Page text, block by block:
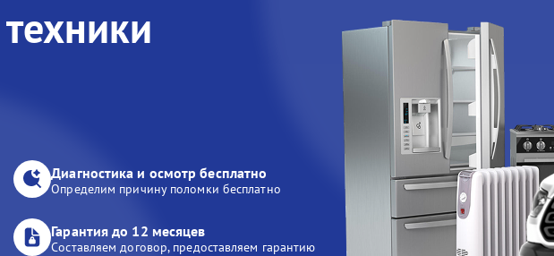
Диагностика и осмотр бесплатно
Определим причину поломки бесплатно
Гарантия до 12 месяцев
Составляем договор, предоставляем гарантию